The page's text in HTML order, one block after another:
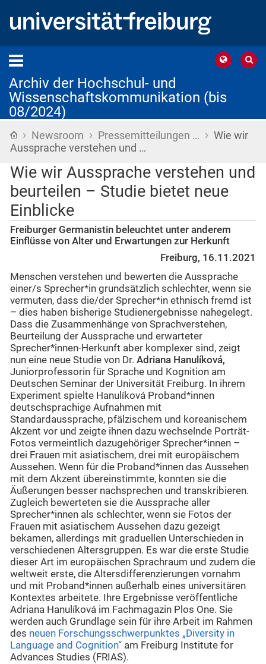
Archiv der Hochschul- und
Wissenschaftskommunikation (bis
08/2024)
Startseite
› Newsroom › Pressemitteilungen … › Wie wir
Aussprache verstehen und …
Wie wir Aussprache verstehen und
beurteilen – Studie bietet neue
Einblicke
Freiburger Germanistin beleuchtet unter anderem
Einflüsse von Alter und Erwartungen zur Herkunft
Freiburg, 16.11.2021
Menschen verstehen und bewerten die Aussprache
einer/s Sprecher*in grundsätzlich schlechter, wenn sie
vermuten, dass die/der Sprecher*in ethnisch fremd ist
– dies haben bisherige Studienergebnisse nahegelegt.
Dass die Zusammenhänge von Sprachverstehen,
Beurteilung der Aussprache und erwarteter
Sprecher*innen-Herkunft aber komplexer sind, zeigt
nun eine neue Studie von Dr. Adriana Hanulíková,
Juniorprofessorin für Sprache und Kognition am
Deutschen Seminar der Universität Freiburg. In ihrem
Experiment spielte Hanulíková Proband*innen
deutschsprachige Aufnahmen mit
Standardaussprache, pfälzischem und koreanischem
Akzent vor und zeigte ihnen dazu wechselnde Porträt-
Fotos vermeintlich dazugehöriger Sprecher*innen –
drei Frauen mit asiatischem, drei mit europäischem
Aussehen. Wenn für die Proband*innen das Aussehen
mit dem Akzent übereinstimmte, konnten sie die
Äußerungen besser nachsprechen und transkribieren.
Zugleich bewerteten sie die Aussprache aller
Sprecher*innen als schlechter, wenn sie Fotos der
Frauen mit asiatischem Aussehen dazu gezeigt
bekamen, allerdings mit graduellen Unterschieden in
verschiedenen Altersgruppen. Es war die erste Studie
dieser Art im europäischen Sprachraum und zudem die
weltweit erste, die Altersdifferenzierungen vornahm
und mit Proband*innen außerhalb eines universitären
Kontextes arbeitete. Ihre Ergebnisse veröffentliche
Adriana Hanulíková im Fachmagazin Plos One. Sie
werden auch Grundlage sein für ihre Arbeit im Rahmen
des neuen Forschungsschwerpunktes „Diversity in
Language and Cognition“ am Freiburg Institute for
Advances Studies (FRIAS).